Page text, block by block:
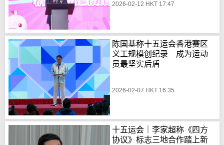
2026-02-12 HKT 17:47
陈国基称十五运会香港赛区
义工规模创纪录 成为运动
员最坚实后盾
2026-02-07 HKT 16:35
十五运会｜李家超称《四方
协议》标志三地合作踏上新